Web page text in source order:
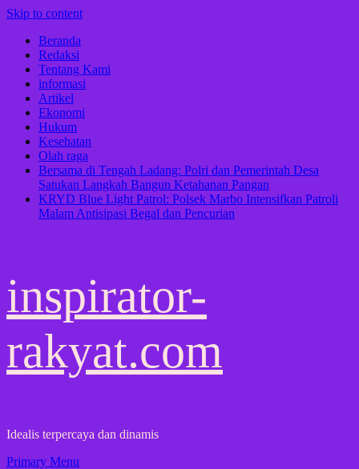
Skip to content
Beranda
Redaksi
Tentang Kami
informasi
Artikel
Ekonomi
Hukum
Kesehatan
Olah raga
Bersama di Tengah Ladang: Polri dan Pemerintah Desa
Satukan Langkah Bangun Ketahanan Pangan
KRYD Blue Light Patrol: Polsek Marbo Intensifkan Patroli
Malam Antisipasi Begal dan Pencurian
inspirator-
rakyat.com
Idealis terpercaya dan dinamis
Primary Menu